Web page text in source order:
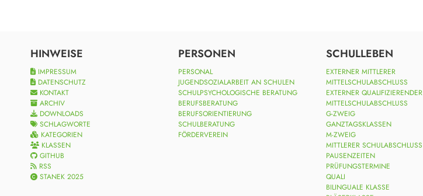
HINWEISE
IMPRESSUM
DATENSCHUTZ
KONTAKT
ARCHIV
DOWNLOADS
SCHLAGWORTE
KATEGORIEN
KLASSEN
GITHUB
RSS
STANEK 2025
PERSONEN
PERSONAL
JUGENDSOZIALARBEIT AN SCHULEN
SCHULPSYCHOLOGISCHE BERATUNG
BERUFSBERATUNG
BERUFSORIENTIERUNG
SCHULBERATUNG
FÖRDERVEREIN
SCHULLEBEN
EXTERNER MITTLERER
MITTELSCHULABSCHLUSS
EXTERNER QUALIFIZIERENDER
MITTELSCHULABSCHLUSS
G-ZWEIG
GANZTAGSKLASSEN
M-ZWEIG
MITTLERER SCHULABSCHLUSS
PAUSENZEITEN
PRÜFUNGSTERMINE
QUALI
BILINGUALE KLASSE